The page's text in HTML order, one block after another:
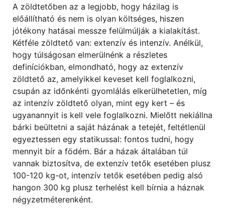
A zöldtetőben az a legjobb, hogy házilag is
előállítható és nem is olyan költséges, hiszen
jótékony hatásai messze felülmúlják a kialakítást.
Kétféle zöldtető van: extenzív és intenzív. Anélkül,
hogy túlságosan elmerülnénk a részletes
definíciókban, elmondható, hogy az extenzív
zöldtető az, amelyikkel keveset kell foglalkozni,
csupán az időnkénti gyomlálás elkerülhetetlen, míg
az intenzív zöldtető olyan, mint egy kert – és
ugyanannyit is kell vele foglalkozni. Mielőtt nekiállna
bárki beültetni a saját házának a tetejét, feltétlenül
egyeztessen egy statikussal: fontos tudni, hogy
mennyit bír a födém. Bár a házak általában túl
vannak biztosítva, de extenzív tetők esetében plusz
100-120 kg-ot, intenzív tetők esetében pedig alsó
hangon 300 kg plusz terhelést kell bírnia a háznak
négyzetméterenként.